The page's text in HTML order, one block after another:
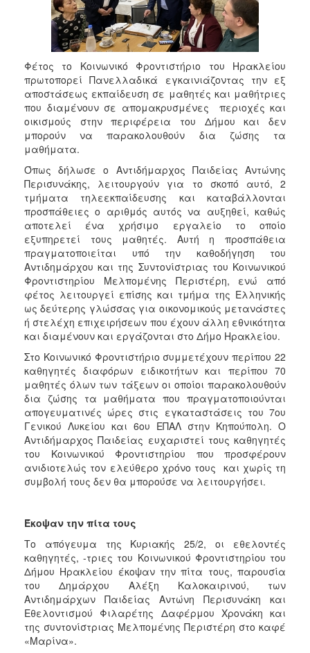
2006
ΤΟΠΟΣ
ΠΟΛΙΤΙΣΜΟΣ
ΑΝΘΕΚΤΙΚΗ
ΠΟΛΗ
Φέτος το Κοινωνικό Φροντιστήριο του Ηρακλείου
πρωτοπορεί Πανελλαδικά εγκαινιάζοντας την εξ
αποστάσεως εκπαίδευση σε μαθητές και μαθήτριες
που διαμένουν σε απομακρυσμένες περιοχές και
οικισμούς στην περιφέρεια του Δήμου και δεν
μπορούν να παρακολουθούν δια ζώσης τα
μαθήματα.
Όπως δήλωσε ο Αντιδήμαρχος Παιδείας Αντώνης
Περισυνάκης, λειτουργούν για το σκοπό αυτό, 2
τμήματα τηλεεκπαίδευσης και καταβάλλονται
προσπάθειες ο αριθμός αυτός να αυξηθεί, καθώς
αποτελεί ένα χρήσιμο εργαλείο το οποίο
εξυπηρετεί τους μαθητές. Αυτή η προσπάθεια
πραγματοποιείται υπό την καθοδήγηση του
Αντιδημάρχου και της Συντονίστριας του Κοινωνικού
Φροντιστηρίου Μελπομένης Περιστέρη, ενώ από
φέτος λειτουργεί επίσης και τμήμα της Ελληνικής
ως δεύτερης γλώσσας για οικονομικούς μετανάστες
ή στελέχη επιχειρήσεων που έχουν άλλη εθνικότητα
και διαμένουν και εργάζονται στο Δήμο Ηρακλείου.
Στο Κοινωνικό Φροντιστήριο συμμετέχουν περίπου 22
καθηγητές διαφόρων ειδικοτήτων και περίπου 70
μαθητές όλων των τάξεων οι οποίοι παρακολουθούν
δια ζώσης τα μαθήματα που πραγματοποιούνται
απογευματινές ώρες στις εγκαταστάσεις του 7ου
Γενικού Λυκείου και 6ου ΕΠΑΛ στην Κηπούπολη. Ο
Αντιδήμαρχος Παιδείας ευχαριστεί τους καθηγητές
του Κοινωνικού Φροντιστηρίου που προσφέρουν
ανιδιοτελώς τον ελεύθερο χρόνο τους και χωρίς τη
συμβολή τους δεν θα μπορούσε να λειτουργήσει.
Έκοψαν την πίτα τους
Το απόγευμα της Κυριακής 25/2, οι εθελοντές
καθηγητές, -τριες του Κοινωνικού Φροντιστηρίου του
Δήμου Ηρακλείου έκοψαν την πίτα τους, παρουσία
του Δημάρχου Αλέξη Καλοκαιρινού, των
Αντιδημάρχων Παιδείας Αντώνη Περισυνάκη και
Εθελοντισμού Φιλαρέτης Δαφέρμου Χρονάκη και
της συντονίστριας Μελπομένης Περιστέρη στο καφέ
«Μαρίνα».